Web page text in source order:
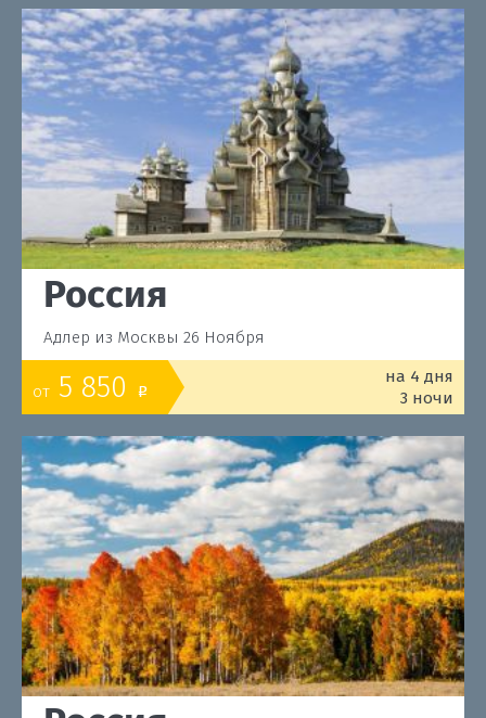
Россия
Адлер из Москвы 26 Ноября
от 5 850 o
на 4 дня
3 ночи